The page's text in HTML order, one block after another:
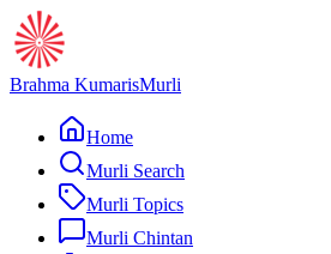
Brahma KumarisMurli
Home
Murli Search
Murli Topics
Murli Chintan